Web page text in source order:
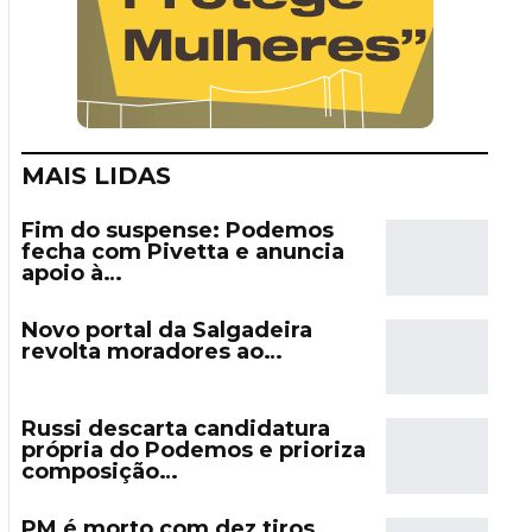
MAIS LIDAS
Fim do suspense: Podemos
fecha com Pivetta e anuncia
apoio à…
Novo portal da Salgadeira
revolta moradores ao…
Russi descarta candidatura
própria do Podemos e prioriza
composição…